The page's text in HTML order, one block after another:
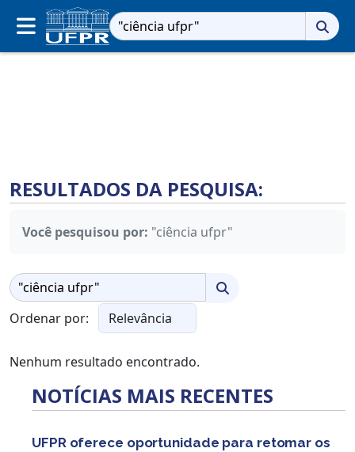
Pesquisar
por:
RESULTADOS DA PESQUISA:
Você pesquisou por: "ciência ufpr"
Pesquisar
por:
Ordenar por:
Nenhum resultado encontrado.
NOTÍCIAS MAIS RECENTES
UFPR oferece oportunidade para retomar os